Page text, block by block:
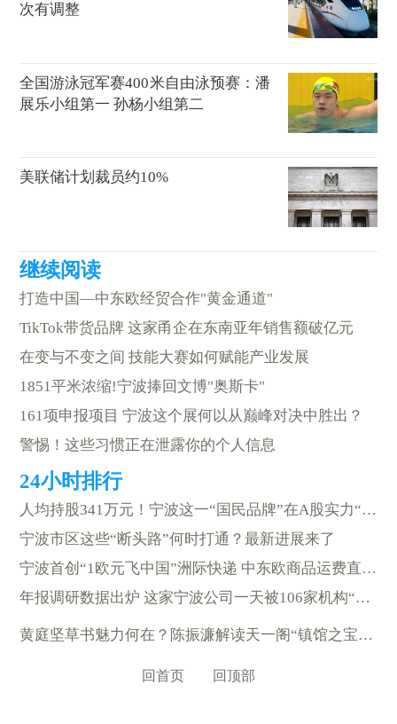
次有调整
全国游泳冠军赛400米自由泳预赛：潘
展乐小组第一 孙杨小组第二
美联储计划裁员约10%
打造中国—中东欧经贸合作"黄金通道"
TikTok带货品牌 这家甬企在东南亚年销售额破亿元
在变与不变之间 技能大赛如何赋能产业发展
1851平米浓缩!宁波捧回文博"奥斯卡"
161项申报项目 宁波这个展何以从巅峰对决中胜出？
警惕！这些习惯正在泄露你的个人信息
人均持股341万元！宁波这一“国民品牌”在A股实力“圈粉”
宁波市区这些“断头路”何时打通？最新进展来了
宁波首创“1欧元飞中国”洲际快递 中东欧商品运费直降50%以上
年报调研数据出炉 这家宁波公司一天被106家机构“围观”
黄庭坚草书魅力何在？陈振濂解读天一阁“镇馆之宝”
回首页 回顶部